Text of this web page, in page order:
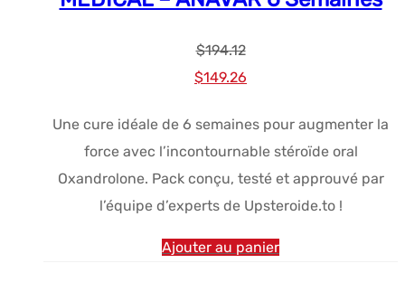
$194.12
Le
initial
était :
$194.12.
$149.26
actuel
est :
$149.26.
Une cure idéale de 6 semaines pour augmenter la
force avec l’incontournable stéroïde oral
Oxandrolone. Pack conçu, testé et approuvé par
l’équipe d’experts de Upsteroide.to !
Ajouter au panier